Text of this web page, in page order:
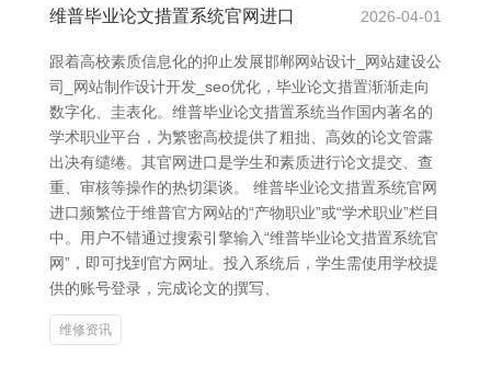
维普毕业论文措置系统官网进口 2026-04-01
跟着高校素质信息化的抑止发展邯郸网站设计_网站建设公
司_网站制作设计开发_seo优化，毕业论文措置渐渐走向
数字化、圭表化。维普毕业论文措置系统当作国内著名的
学术职业平台，为繁密高校提供了粗拙、高效的论文管露
出决有缱绻。其官网进口是学生和素质进行论文提交、查
重、审核等操作的热切渠谈。 维普毕业论文措置系统官网
进口频繁位于维普官方网站的“产物职业”或“学术职业”栏目
中。用户不错通过搜索引擎输入“维普毕业论文措置系统官
网”，即可找到官方网址。投入系统后，学生需使用学校提
供的账号登录，完成论文的撰写、
维修资讯